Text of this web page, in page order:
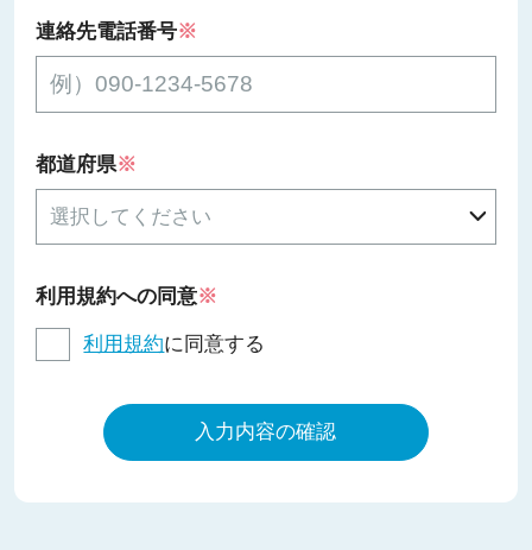
連絡先電話番号※
都道府県※
利用規約への同意※
利用規約に同意する
入力内容の確認